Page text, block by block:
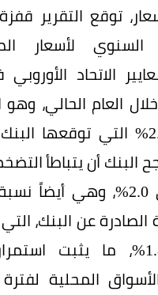
توقع التقرير
لأسعار
الاتحاد الأوروبي
إلى 3.1% خلال العام الحالي،
مقارنة بنسبة 2.6% التي
البنك أن يتباطأ
القادم ليصل إلى 2.0%، وهي
الصادرة عن البنك،
عند مستوى 1.8%، ما يثبت
المحلية